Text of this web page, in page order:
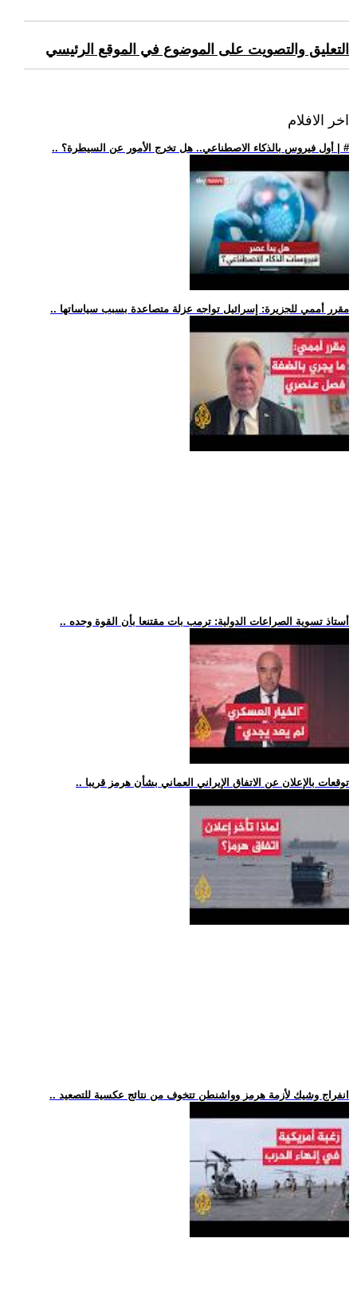
التعليق والتصويت على الموضوع في الموقع الرئيسي
اخر الافلام
.. أول فيروس بالذكاء الاصطناعي.. هل تخرج الأمور عن السيطرة؟ | #
.. مقرر أممي للجزيرة: إسرائيل تواجه عزلة متصاعدة بسبب سياساتها
.. أستاذ تسوية الصراعات الدولية: ترمب بات مقتنعا بأن القوة وحده
.. توقعات بالإعلان عن الاتفاق الإيراني العماني بشأن هرمز قريبا
.. انفراج وشيك لأزمة هرمز وواشنطن تتخوف من نتائج عكسية للتصعيد